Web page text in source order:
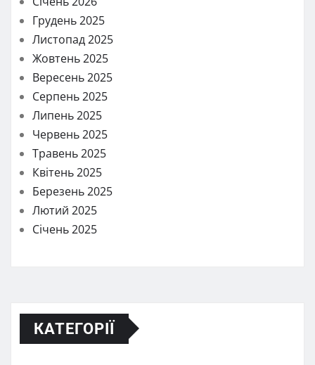
Грудень 2025
Листопад 2025
Жовтень 2025
Вересень 2025
Серпень 2025
Липень 2025
Червень 2025
Травень 2025
Квітень 2025
Березень 2025
Лютий 2025
Січень 2025
КАТЕГОРІЇ